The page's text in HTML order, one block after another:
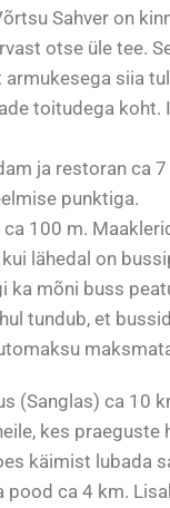
Sahver on
otse üle tee.
armukesega siia
toitudega koht.
ja restoran ca 7
punktiga.
100 m.
lähedal on
ka mõni buss
tundub, et
(Sanglas) ca 10
kes praeguste
käimist lubada
pood ca 4 km.